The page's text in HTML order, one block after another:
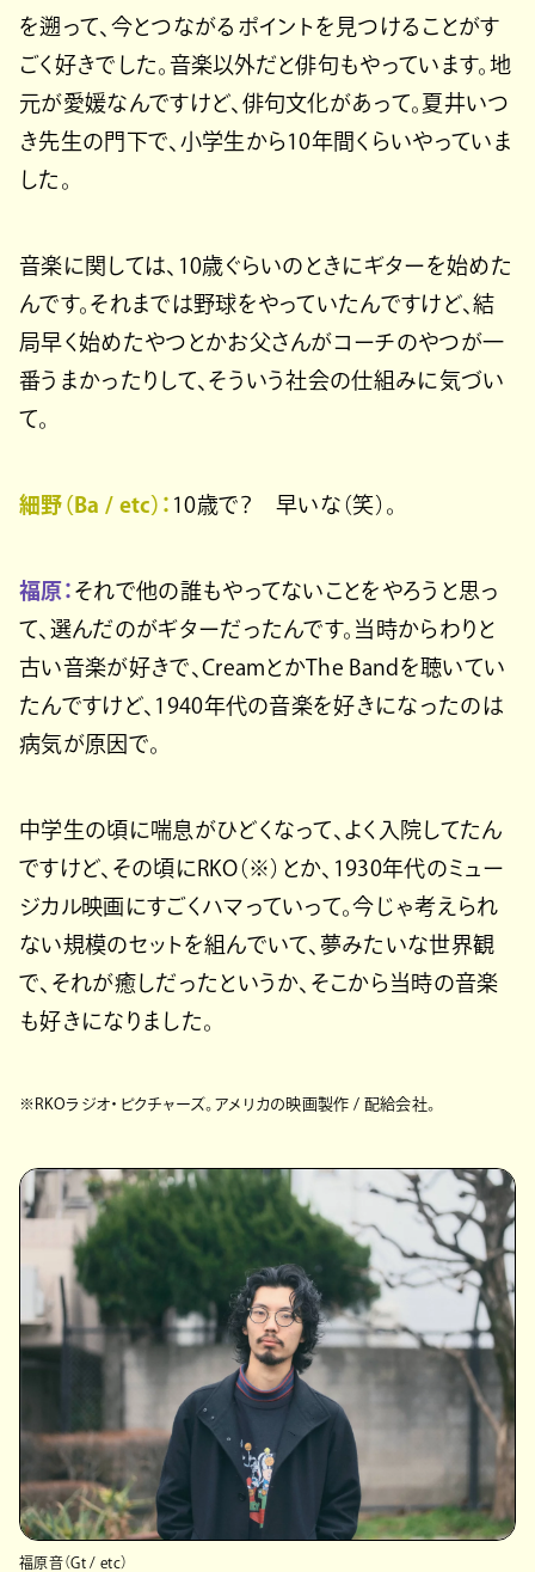
を遡って、今とつながるポイントを見つけることがす
ごく好きでした。音楽以外だと俳句もやっています。地
元が愛媛なんですけど、俳句文化があって。夏井いつ
き先生の門下で、小学生から10年間くらいやっていま
した。
音楽に関しては、10歳ぐらいのときにギターを始めた
んです。それまでは野球をやっていたんですけど、結
局早く始めたやつとかお父さんがコーチのやつが一
番うまかったりして、そういう社会の仕組みに気づい
て。
細野（Ba / etc）： 10歳で？ 早いな（笑）。
福原： それで他の誰もやってないことをやろうと思っ
て、選んだのがギターだったんです。当時からわりと
古い音楽が好きで、CreamとかThe Bandを聴いてい
たんですけど、1940年代の音楽を好きになったのは
病気が原因で。
中学生の頃に喘息がひどくなって、よく入院してたん
ですけど、その頃にRKO（※）とか、1930年代のミュー
ジカル映画にすごくハマっていって。今じゃ考えられ
ない規模のセットを組んでいて、夢みたいな世界観
で、それが癒しだったというか、そこから当時の音楽
も好きになりました。
※RKOラジオ・ピクチャーズ。アメリカの映画製作 / 配給会社。
福原音（Gt / etc）